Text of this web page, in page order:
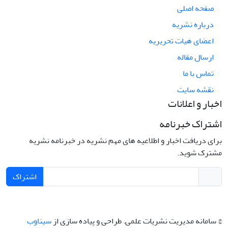
صفحه اصلی
درباره نشریه
اعضای هیات تحریریه
ارسال مقاله
تماس با ما
نقشه سایت
اخبار و اعلانات
اشتراک خبرنامه
برای دریافت اخبار و اطلاعیه های مهم نشریه در خبرنامه نشریه
مشترک شوید.
اشتراک
© سامانه مدیریت نشریات علمی.طراحی و پیاده سازی از سیناوب